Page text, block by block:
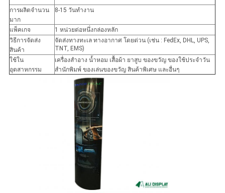
การผลิตจำนวน
มาก
8-15 วันทำงาน
แพ็คเกจ
1 หน่วยต่อหนึ่งกล่องหลัก
วิธีการจัดส่ง
สินค้า
จัดส่งทางทะเล ทางอากาศ โดยด่วน (เช่น : FedEx, DHL, UPS,
TNT, EMS)
ใช้ใน
อุตสาหกรรม
เครื่องสำอาง น้ำหอม เสื้อผ้า ยาสูบ ของขวัญ ของใช้ประจำวัน
สำนักพิมพ์ ของเล่นของขวัญ สินค้าพิเศษ และอื่นๆ